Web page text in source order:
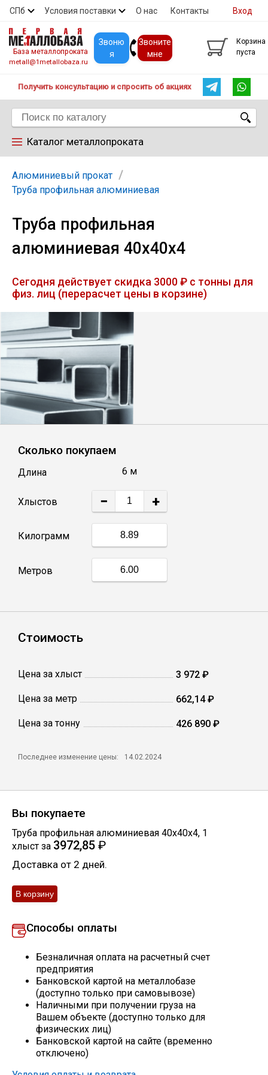
СПб Условия поставки О нас Контакты
Скидки Прайс Покупателям
Вход
База металлопроката
metall@1metallobaza.ru
Звоню
я
Звоните
мне
Корзина
пуста
Получить консультацию и спросить об акциях
Каталог металлопроката
Арматура
Труба
Лист
Уголок
Швеллер
Квадрат
Полоса
Катанка
Столбы заборные
Проволока
Остальное
Алюминиевый прокат
Алюминиевый прокат
Труба профильная алюминиевая
Труба профильная
алюминиевая 40х40х4
Сегодня действует скидка 3000 ₽ с тонны для
физ. лиц (перерасчет цены в корзине)
Сколько покупаем
Длина 6 м
Хлыстов − +
Килограмм
Метров
Стоимость
Цена за хлыст 3 972 ₽
Цена за метр 662,14 ₽
Цена за тонну 426 890 ₽
Последнее изменение цены: 14.02.2024
Вы покупаете
Труба профильная алюминиевая 40х40х4, 1
хлыст за 3972,85 ₽
Доставка от 2 дней.
Способы оплаты
Безналичная оплата на расчетный счет
предприятия
Банковской картой на металлобазе
(доступно только при самовывозе)
Наличными при получении груза на
Вашем объекте (доступно только для
физических лиц)
Банковской картой на сайте (временно
отключено)